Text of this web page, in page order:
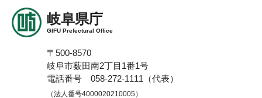
岐阜県庁
GIFU Prefectural Office
〒500-8570
岐阜市薮田南2丁目1番1号
電話番号 058-272-1111（代表）
（法人番号4000020210005）